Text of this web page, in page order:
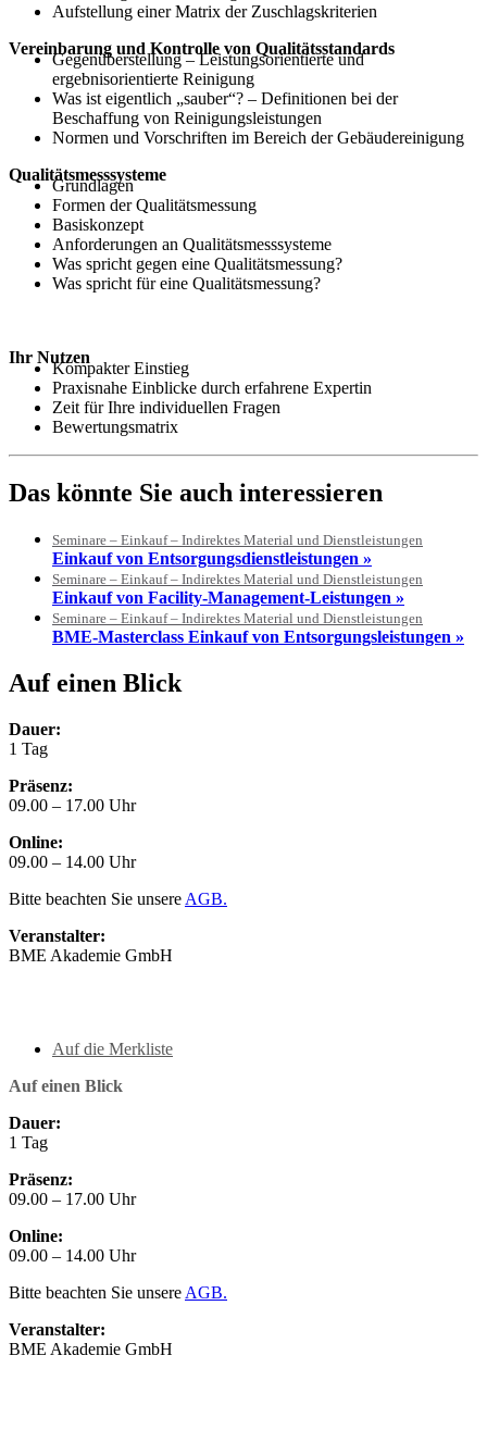
Aufstellung einer Matrix der Zuschlagskriterien
Vereinbarung und Kontrolle von Qualitätsstandards
Gegenüberstellung – Leistungsorientierte und
ergebnisorientierte Reinigung
Was ist eigentlich „sauber“? – Definitionen bei der
Beschaffung von Reinigungsleistungen
Normen und Vorschriften im Bereich der Gebäudereinigung
Qualitätsmesssysteme
Grundlagen
Formen der Qualitätsmessung
Basiskonzept
Anforderungen an Qualitätsmesssysteme
Was spricht gegen eine Qualitätsmessung?
Was spricht für eine Qualitätsmessung?
Ihr Nutzen
Kompakter Einstieg
Praxisnahe Einblicke durch erfahrene Expertin
Zeit für Ihre individuellen Fragen
Bewertungsmatrix
Das könnte Sie auch interessieren
Seminare – Einkauf – Indirektes Material und Dienstleistungen
Einkauf von Entsorgungsdienstleistungen »
Seminare – Einkauf – Indirektes Material und Dienstleistungen
Einkauf von Facility-Management-Leistungen »
Seminare – Einkauf – Indirektes Material und Dienstleistungen
BME-Masterclass Einkauf von Entsorgungsleistungen »
Auf einen Blick
Dauer:
1 Tag
Präsenz:
09.00 – 17.00 Uhr
Online:
09.00 – 14.00 Uhr
Bitte beachten Sie unsere AGB.
Veranstalter:
BME Akademie GmbH
Auf die Merkliste
Auf einen Blick
Dauer:
1 Tag
Präsenz:
09.00 – 17.00 Uhr
Online:
09.00 – 14.00 Uhr
Bitte beachten Sie unsere AGB.
Veranstalter:
BME Akademie GmbH